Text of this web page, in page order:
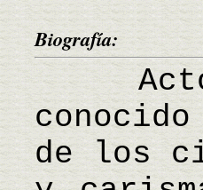
Biografía:
Actor
de los